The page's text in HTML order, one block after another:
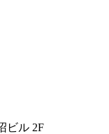
ビル 2F